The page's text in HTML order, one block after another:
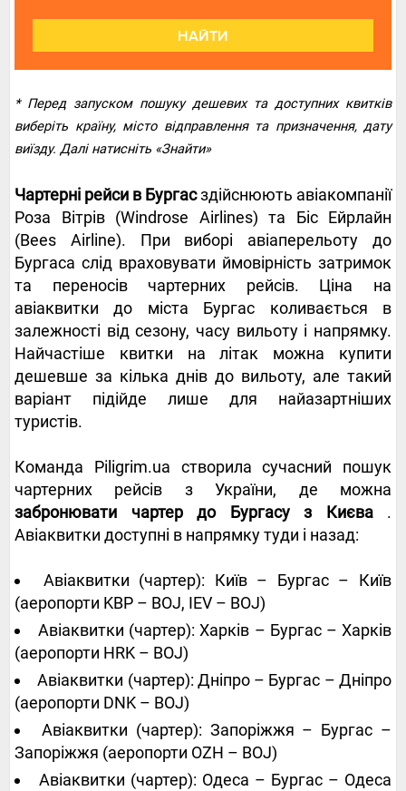
НАЙТИ
* Перед запуском пошуку дешевих та доступних квитків
виберіть країну, місто відправлення та призначення, дату
виїзду. Далі натисніть «Знайти»
Чартерні рейси в Бургасздійснюють авіакомпанії
Роза Вітрів (Windrose Airlines) та Біс Ейрлайн
(Bees Airline). При виборі авіаперельоту до
Бургаса слід враховувати ймовірність затримок
та переносів чартерних рейсів. Ціна на
авіаквитки до міста Бургас коливається в
залежності від сезону, часу вильоту і напрямку.
Найчастіше квитки на літак можна купити
дешевше за кілька днів до вильоту, але такий
варіант підійде лише для найазартніших
туристів.
Команда Piligrim.ua створила сучасний пошук
чартерних рейсів з України, де можна
забронювати чартер до Бургасу з Києва.
Авіаквитки доступні в напрямку туди і назад:
Авіаквитки (чартер): Київ – Бургас – Київ
(аеропорти KBP – BOJ, IEV – BOJ)
Авіаквитки (чартер): Харків – Бургас – Харків
(аеропорти HRK – BOJ)
Авіаквитки (чартер): Дніпро – Бургас – Дніпро
(аеропорти DNK – BOJ)
Авіаквитки (чартер): Запоріжжя – Бургас –
Запоріжжя (аеропорти OZH – BOJ)
Авіаквитки (чартер): Одеса – Бургас – Одеса